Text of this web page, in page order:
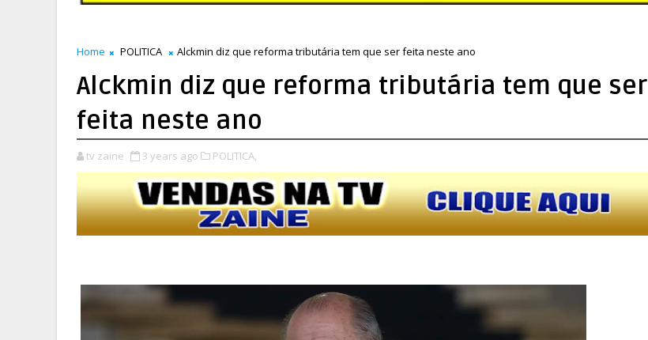
Home POLITICA Alckmin diz que reforma tributária tem que ser feita neste ano
Alckmin diz que reforma tributária tem que ser
feita neste ano
tv zaine 3 years ago POLITICA,